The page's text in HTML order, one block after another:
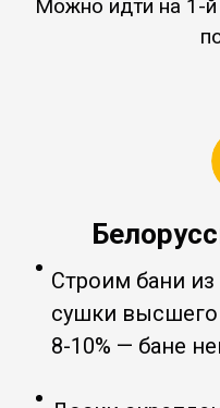
Можно идти на 1-
Строим бани
сушки
8-10% — бане